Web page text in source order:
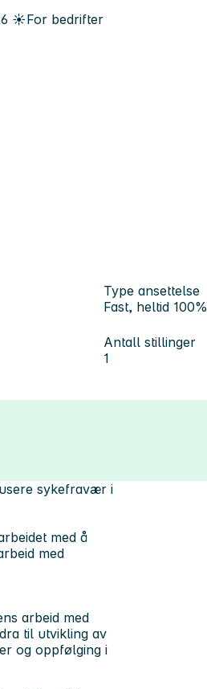
☀️For bedrifter
Type ansettelse
Fast, heltid 100%
Antall stillinger
1
sykefravær i
med å
med
arbeid med
til utvikling av
og oppfølging i